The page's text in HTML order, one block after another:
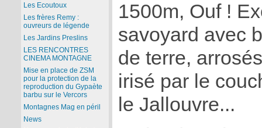
1500m, Ouf !
savoyard avec
de terre,
irisé par le
le Jallouvre...
Les Ecoutoux
Les frères Remy :
ouvreurs de légende
Les Jardins Preslins
LES RENCONTRES
CINEMA MONTAGNE
Mise en place de ZSM
pour la protection de la
reproduction du Gypaète
barbu sur le Vercors
Montagnes Mag en péril
News